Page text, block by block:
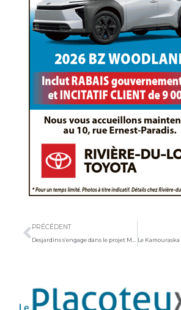
PRÉCÉDENT
Desjardins s’engage dans le projet Mobil’eau